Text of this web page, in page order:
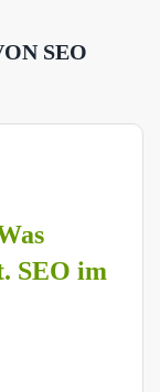
SEO
SEO im